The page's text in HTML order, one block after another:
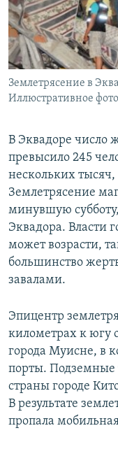
Землетрясение в
Иллюстративное
В Эквадоре число
превысило 245
нескольких
Землетрясение
минувшую
Эквадора. Власти
может возрасти,
большинство
завалами.
Эпицентр
километрах к югу
города Муисне, в
порты. Подземные
страны городе
В результате
пропала